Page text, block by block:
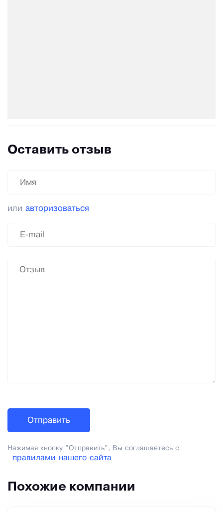
Оставить отзыв
или авторизоваться
Нажимая кнопку "Отправить", Вы соглашаетесь с
правилами нашего сайта
Похожие компании